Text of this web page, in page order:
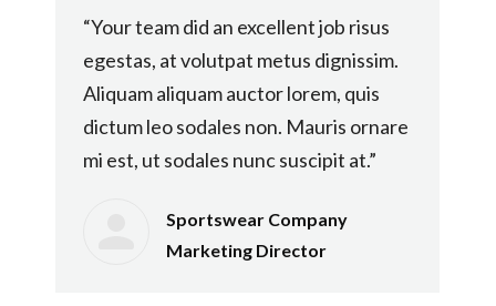
“Your team did an excellent job risus
egestas, at volutpat metus dignissim.
Aliquam aliquam auctor lorem, quis
dictum leo sodales non. Mauris ornare
mi est, ut sodales nunc suscipit at.”
Sportswear Company
Marketing Director